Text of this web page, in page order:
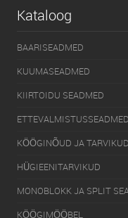
Kataloog
BAARISEADMED
KUUMASEADMED
KIIRTOIDU SEADMED
ETTEVALMISTUSSEADMED
KÖÖGINÕUD JA TARVIKUD
HÜGIEENITARVIKUD
MONOBLOKK JA SPLIT
KÖÖGIMÖÖBEL